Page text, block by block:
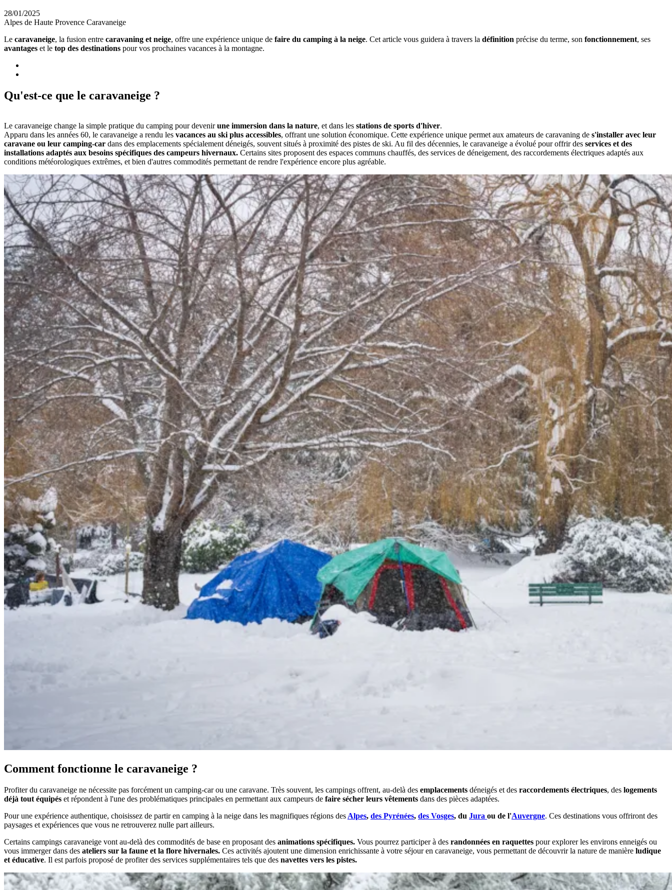
28/01/2025
Alpes de Haute Provence Caravaneige
Le caravaneige, la fusion entre caravaning et neige, offre une expérience unique de faire du camping à la neige. Cet article vous guidera à travers la définition précise du terme, son fonctionnement, ses
avantages et le top des destinations pour vos prochaines vacances à la montagne.
Qu'est-ce que le caravaneige ?
Le caravaneige change la simple pratique du camping pour devenirune immersion dans la nature, et dans les stations de sports d'hiver.
Apparu dans les années 60, le caravaneige a rendu les vacances au ski plus accessibles, offrant une solution économique. Cette expérience unique permet aux amateurs de caravaning de s'installer avec leur
caravane ou leur camping-car dans des emplacements spécialement déneigés, souvent situés à proximité des pistes de ski. Au fil des décennies, le caravaneige a évolué pour offrir des services et des
installations adaptés aux besoins spécifiques des campeurs hivernaux. Certains sites proposent des espaces communs chauffés, des services de déneigement, des raccordements électriques adaptés aux
conditions météorologiques extrêmes, et bien d'autres commodités permettant de rendre l'expérience encore plus agréable.
Comment fonctionne le caravaneige ?
Profiter du caravaneige ne nécessite pas forcément un camping-car ou une caravane. Très souvent, les campings offrent, au-delà des emplacements déneigés et des raccordements électriques, des logements
déjà tout équipés et répondent à l'une des problématiques principales en permettant aux campeurs de faire sécher leurs vêtements dans des pièces adaptées.
Pour une expérience authentique, choisissez de partir en camping à la neige dans les magnifiques régions des Alpes, des Pyrénées, des Vosges, du Jura ou de l'Auvergne. Ces destinations vous offriront des
paysages et expériences que vous ne retrouverez nulle part ailleurs.
Certains campings caravaneige vont au-delà des commodités de base en proposant des animations spécifiques. Vous pourrez participer à des randonnées en raquettes pour explorer les environs enneigés ou
vous immerger dans des ateliers sur la faune et la flore hivernales. Ces activités ajoutent une dimension enrichissante à votre séjour en caravaneige, vous permettant de découvrir la nature de manière ludique
et éducative. Il est parfois proposé de profiter des services supplémentaires tels que des navettes vers les pistes.